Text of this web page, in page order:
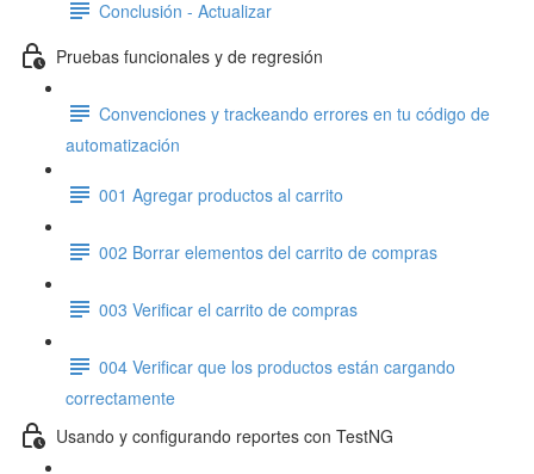
Conclusión - Actualizar
Pruebas funcionales y de regresión
Convenciones y trackeando errores en tu código de
automatización
001 Agregar productos al carrito
002 Borrar elementos del carrito de compras
003 Verificar el carrito de compras
004 Verificar que los productos están cargando
correctamente
Usando y configurando reportes con TestNG